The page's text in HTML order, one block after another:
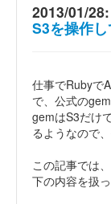
2013/01/28:
S3を操作
仕事でRubyで
で、公式の
gemはS3だけ
るようなので
この記事では
下の内容を扱っ